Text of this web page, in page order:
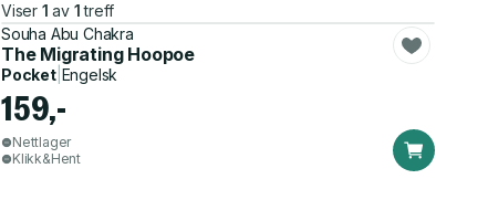
Viser 1 av 1 treff
Souha Abu Chakra
The Migrating Hoopoe
Pocket| Engelsk
159,-
Nettlager
Klikk&Hent